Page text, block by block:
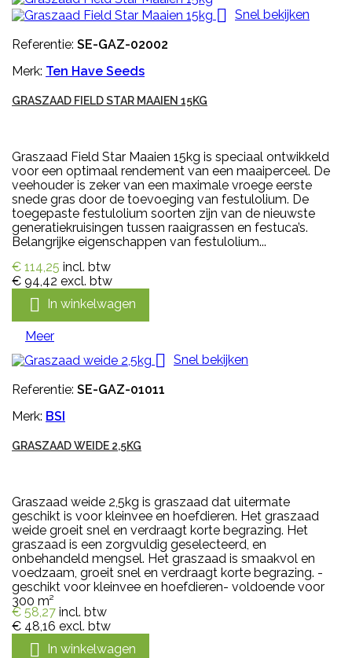

Snel bekijken
Referentie: SE-GAZ-02002
Merk: Ten Have Seeds
GRASZAAD FIELD STAR MAAIEN 15KG
Graszaad Field Star Maaien 15kg is speciaal ontwikkeld
voor een optimaal rendement van een maaiperceel. De
veehouder is zeker van een maximale vroege eerste
snede gras door de toevoeging van festulolium. De
toegepaste festulolium soorten zijn van de nieuwste
generatiekruisingen tussen raaigrassen en festuca’s.
Belangrijke eigenschappen van festulolium...
€ 114,25 incl. btw
€ 94,42 excl. btw
 In winkelwagen
Meer

Snel bekijken
Referentie: SE-GAZ-01011
Merk: BSI
GRASZAAD WEIDE 2,5KG
Graszaad weide 2,5kg is graszaad dat uitermate
geschikt is voor kleinvee en hoefdieren. Het graszaad
weide groeit snel en verdraagt korte begrazing. Het
graszaad is een zorgvuldig geselecteerd, en
onbehandeld mengsel. Het graszaad is smaakvol en
voedzaam, groeit snel en verdraagt korte begrazing. -
geschikt voor kleinvee en hoefdieren- voldoende voor
300 m²
€ 58,27 incl. btw
€ 48,16 excl. btw
 In winkelwagen